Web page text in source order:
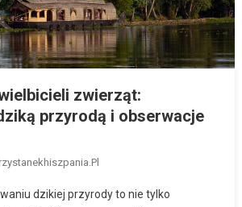
zwierząt:
przyrodą i obserwacje
dzikiej przyrody to nie tylko